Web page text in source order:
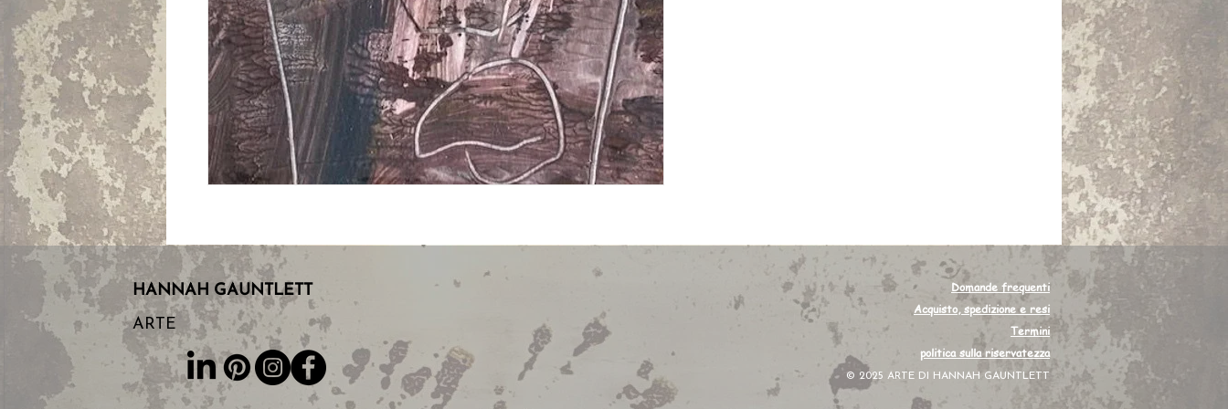
HANNAH GAUNTLETT
ARTE
Domande frequenti
Acquisto, spedizione e resi
Termini
politica sulla riservatezza
© 2025 ARTE DI HANNAH GAUNTLETT